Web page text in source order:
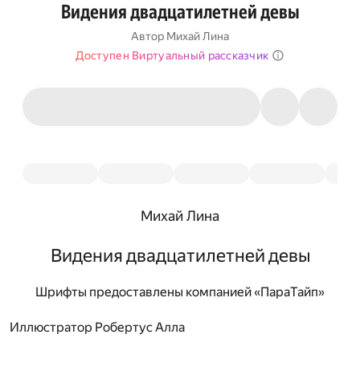
Видения двадцатилетней девы
Автор Михай Лина
Доступен Виртуальный рассказчик
Михай Лина
Видения двадцатилетней девы
Шрифты предоставлены компанией «ПараТайп»
Иллюстратор Робертус Алла